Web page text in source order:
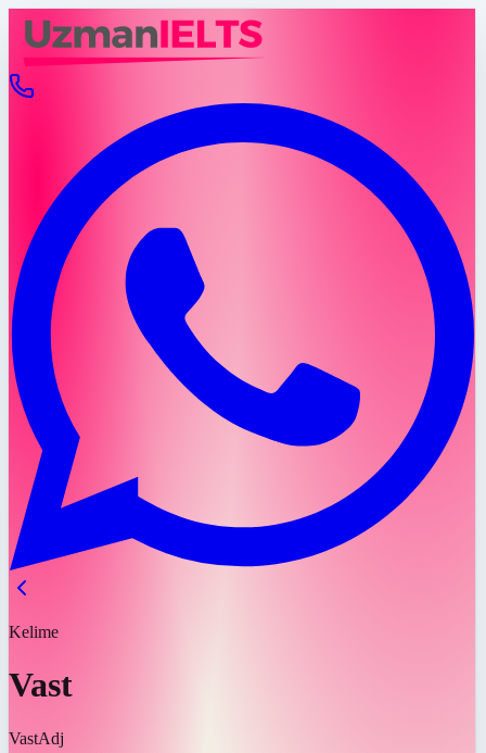
Kelime
Vast
VastAdj